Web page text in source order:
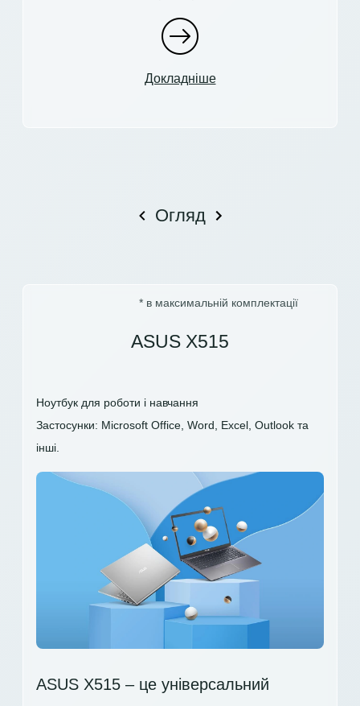
Докладніше
Огляд
* в максимальній комплектації
ASUS X515
Ноутбук для роботи і навчання
Застосунки: Microsoft Office, Word, Excel, Outlook та
інші.
ASUS X515 – це універсальний